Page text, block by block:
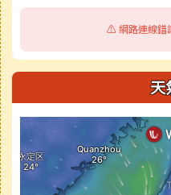
⚠️ 網路連線錯
天